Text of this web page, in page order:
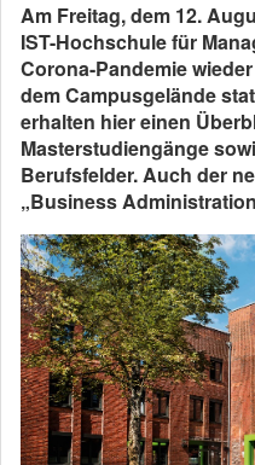
Am Freitag, dem 12.
IST-Hochschule für
Corona-Pandemie
dem Campusgelände
erhalten hier einen
Masterstudiengänge
Berufsfelder. Auch der
„Business